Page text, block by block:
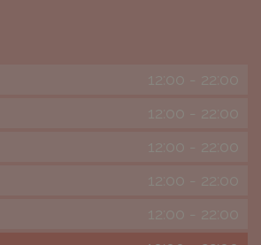
12:00 - 22:00
12:00 - 22:00
12:00 - 22:00
12:00 - 22:00
12:00 - 22:00